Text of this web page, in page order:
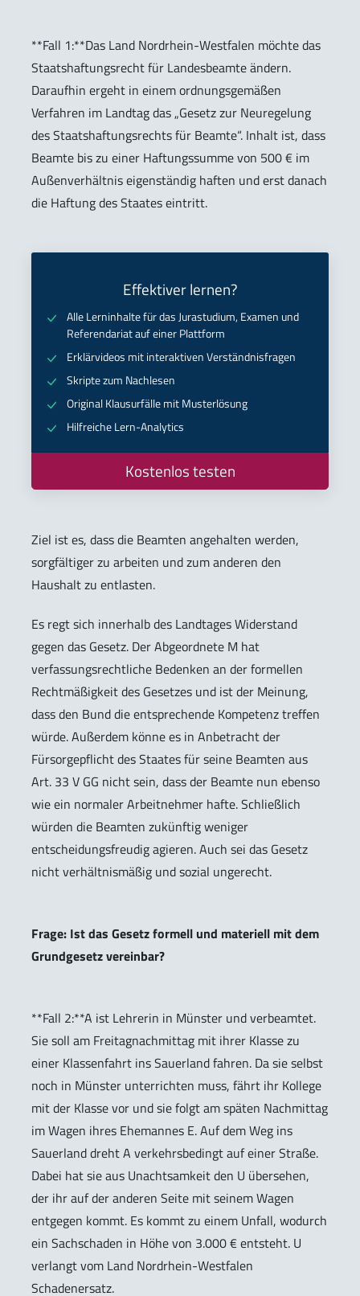
**Fall 1:**Das Land Nordrhein-Westfalen möchte das
Staatshaftungsrecht für Landesbeamte ändern.
Daraufhin ergeht in einem ordnungsgemäßen
Verfahren im Landtag das „Gesetz zur Neuregelung
des Staatshaftungsrechts für Beamte“. Inhalt ist, dass
Beamte bis zu einer Haftungssumme von 500 € im
Außenverhältnis eigenständig haften und erst danach
die Haftung des Staates eintritt.
Effektiver lernen?
Alle Lerninhalte für das Jurastudium, Examen und
Referendariat auf einer Plattform
Erklärvideos mit interaktiven Verständnisfragen
Skripte zum Nachlesen
Original Klausurfälle mit Musterlösung
Hilfreiche Lern-Analytics
Kostenlos testen
Ziel ist es, dass die Beamten angehalten werden,
sorgfältiger zu arbeiten und zum anderen den
Haushalt zu entlasten.
Es regt sich innerhalb des Landtages Widerstand
gegen das Gesetz. Der Abgeordnete M hat
verfassungsrechtliche Bedenken an der formellen
Rechtmäßigkeit des Gesetzes und ist der Meinung,
dass den Bund die entsprechende Kompetenz treffen
würde. Außerdem könne es in Anbetracht der
Fürsorgepflicht des Staates für seine Beamten aus
Art. 33 V GG nicht sein, dass der Beamte nun ebenso
wie ein normaler Arbeitnehmer hafte. Schließlich
würden die Beamten zukünftig weniger
entscheidungsfreudig agieren. Auch sei das Gesetz
nicht verhältnismäßig und sozial ungerecht.
Frage: Ist das Gesetz formell und materiell mit dem
Grundgesetz vereinbar?
**Fall 2:**A ist Lehrerin in Münster und verbeamtet.
Sie soll am Freitagnachmittag mit ihrer Klasse zu
einer Klassenfahrt ins Sauerland fahren. Da sie selbst
noch in Münster unterrichten muss, fährt ihr Kollege
mit der Klasse vor und sie folgt am späten Nachmittag
im Wagen ihres Ehemannes E. Auf dem Weg ins
Sauerland dreht A verkehrsbedingt auf einer Straße.
Dabei hat sie aus Unachtsamkeit den U übersehen,
der ihr auf der anderen Seite mit seinem Wagen
entgegen kommt. Es kommt zu einem Unfall, wodurch
ein Sachschaden in Höhe von 3.000 € entsteht. U
verlangt vom Land Nordrhein-Westfalen
Schadenersatz.